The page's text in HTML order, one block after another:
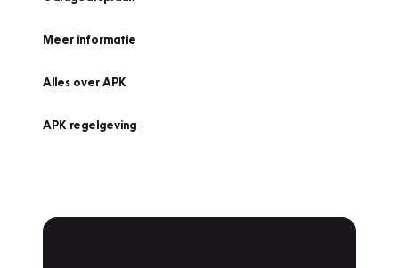
Meer informatie
Alles over APK
APK regelgeving